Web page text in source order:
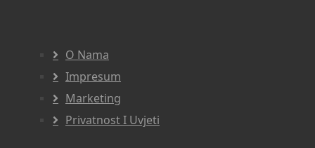
O Nama
Impresum
Marketing
Privatnost I Uvjeti